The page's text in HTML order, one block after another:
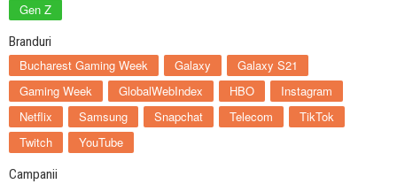
Gen Z
Branduri
Bucharest Gaming Week Galaxy
Galaxy S21
Gaming Week
GlobalWebIndex HBO
Instagram
Netflix
Samsung Snapchat Telecom
TikTok
Twitch
YouTube
Campanii